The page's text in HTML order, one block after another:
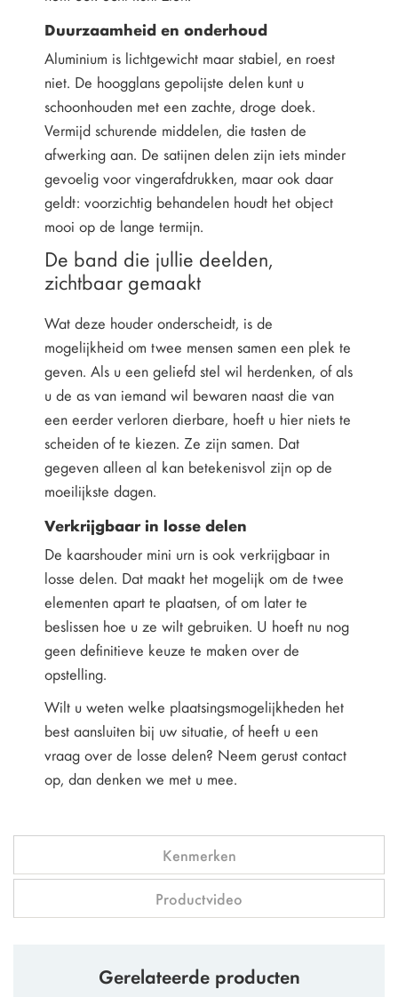
Duurzaamheid en onderhoud
Aluminium is lichtgewicht maar stabiel, en roest
niet. De hoogglans gepolijste delen kunt u
schoonhouden met een zachte, droge doek.
Vermijd schurende middelen, die tasten de
afwerking aan. De satijnen delen zijn iets minder
gevoelig voor vingerafdrukken, maar ook daar
geldt: voorzichtig behandelen houdt het object
mooi op de lange termijn.
De band die jullie deelden,
zichtbaar gemaakt
Wat deze houder onderscheidt, is de
mogelijkheid om twee mensen samen een plek te
geven. Als u een geliefd stel wil herdenken, of als
u de as van iemand wil bewaren naast die van
een eerder verloren dierbare, hoeft u hier niets te
scheiden of te kiezen. Ze zijn samen. Dat
gegeven alleen al kan betekenisvol zijn op de
moeilijkste dagen.
Verkrijgbaar in losse delen
De kaarshouder mini urn is ook verkrijgbaar in
losse delen. Dat maakt het mogelijk om de twee
elementen apart te plaatsen, of om later te
beslissen hoe u ze wilt gebruiken. U hoeft nu nog
geen definitieve keuze te maken over de
opstelling.
Wilt u weten welke plaatsingsmogelijkheden het
best aansluiten bij uw situatie, of heeft u een
vraag over de losse delen? Neem gerust contact
op, dan denken we met u mee.
Kenmerken
Productvideo
Gerelateerde producten